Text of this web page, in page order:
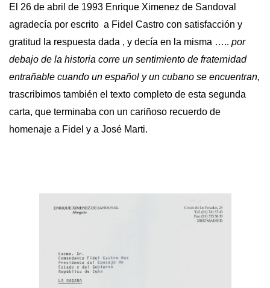
El 26 de abril de 1993 Enrique Ximenez de Sandoval
agradecía por escrito a Fidel Castro con satisfacción y
gratitud la respuesta dada , y decía en la misma ….. por
debajo de la historia corre un sentimiento de fraternidad
entrañable cuando un español y un cubano se encuentran,
trascribimos también el texto completo de esta segunda
carta, que terminaba con un cariñoso recuerdo de
homenaje a Fidel y a José Marti.